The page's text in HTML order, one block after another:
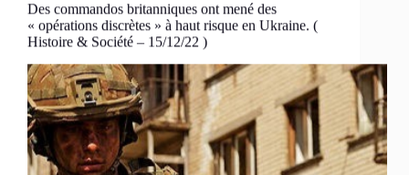
Des commandos britanniques ont mené des
« opérations discrètes » à haut risque en Ukraine. (
Histoire & Société – 15/12/22 )